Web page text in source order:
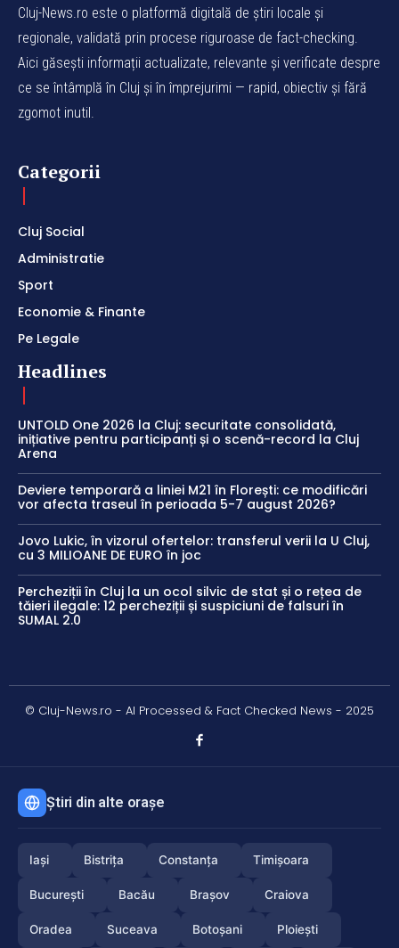
Cluj-News.ro este o platformă digitală de știri locale și
regionale, validată prin procese riguroase de fact-checking.
Aici găsești informații actualizate, relevante și verificate despre
ce se întâmplă în Cluj și în împrejurimi — rapid, obiectiv și fără
zgomot inutil.
Categorii
Cluj Social
Administratie
Sport
Economie & Finante
Pe Legale
Headlines
UNTOLD One 2026 la Cluj: securitate consolidată,
inițiative pentru participanți și o scenă-record la Cluj
Arena
Deviere temporară a liniei M21 în Florești: ce modificări
vor afecta traseul în perioada 5-7 august 2026?
Jovo Lukic, în vizorul ofertelor: transferul verii la U Cluj,
cu 3 MILIOANE DE EURO în joc
Percheziții în Cluj la un ocol silvic de stat și o rețea de
tăieri ilegale: 12 percheziții și suspiciuni de falsuri în
SUMAL 2.0
© Cluj-News.ro - AI Processed & Fact Checked News - 2025
Știri din alte orașe
Iași Bistrița Constanța Timișoara
București Bacău Brașov Craiova
Oradea Suceava Botoșani Ploiești